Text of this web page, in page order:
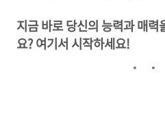
지금 바로 당신의 능력과 매
요? 여기서 시작하세요!